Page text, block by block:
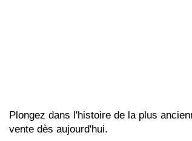
Plongez dans l'histoire de la plus
vente dès aujourd'hui.